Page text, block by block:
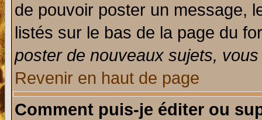
de pouvoir poster un message,
listés sur le bas de la page du
poster de nouveaux sujets,
Revenir en haut de page
Comment puis-je éditer ou